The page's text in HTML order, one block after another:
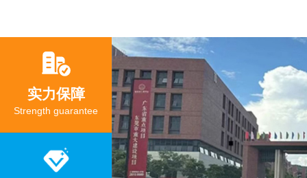
实力保障
Strength guarantee